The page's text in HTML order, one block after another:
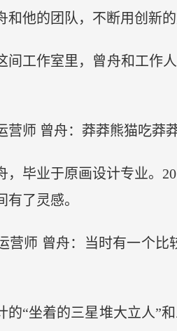
和他的团队，不断用创新
间工作室里，曾舟和工作
营师 曾舟：莽莽熊猫吃莽
，毕业于原画设计专业。
了灵感。
营师 曾舟：当时有一个
的“坐着的三星堆大立人”